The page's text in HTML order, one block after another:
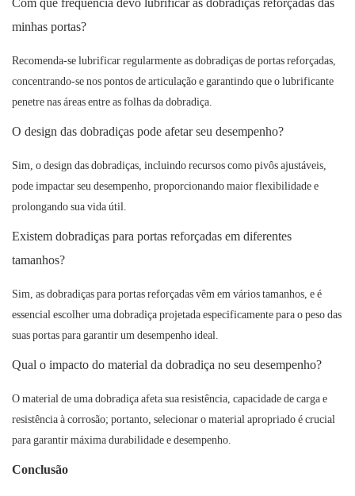
minhas portas?
Recomenda-se lubrificar regularmente as dobradiças de portas reforçadas,
concentrando-se nos pontos de articulação e garantindo que o lubrificante
penetre nas áreas entre as folhas da dobradiça.
O design das dobradiças pode afetar seu desempenho?
Sim, o design das dobradiças, incluindo recursos como pivôs ajustáveis,
pode impactar seu desempenho, proporcionando maior flexibilidade e
prolongando sua vida útil.
Existem dobradiças para portas reforçadas em diferentes
tamanhos?
Sim, as dobradiças para portas reforçadas vêm em vários tamanhos, e é
essencial escolher uma dobradiça projetada especificamente para o peso das
suas portas para garantir um desempenho ideal.
Qual o impacto do material da dobradiça no seu desempenho?
O material de uma dobradiça afeta sua resistência, capacidade de carga e
resistência à corrosão; portanto, selecionar o material apropriado é crucial
para garantir máxima durabilidade e desempenho.
Conclusão